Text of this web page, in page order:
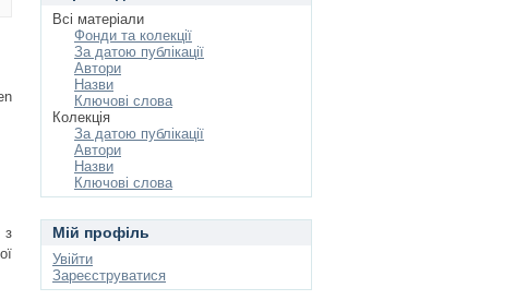
з
Всі матеріали
Фонди та колекції
За датою публікації
Автори
Назви
Ключові слова
Колекція
За датою публікації
Автори
Назви
Ключові слова
Мій профіль
Увійти
Зареєструватися